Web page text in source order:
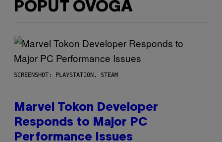
POPUT OVOGA
SCREENSHOT: PLAYSTATION, STEAM
Marvel Tokon Developer
Responds to Major PC
Performance Issues